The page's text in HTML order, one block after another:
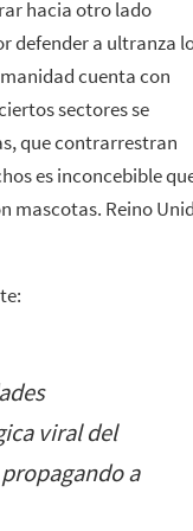
hacia otro lado
defender a ultranza
cuenta con
sectores se
que contrarrestran
es inconcebible
mascotas. Reino
viral del
a